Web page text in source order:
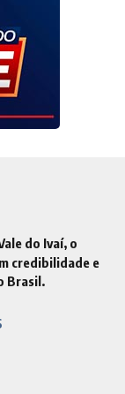
do Ivaí, o
credibilidade e
Brasil.